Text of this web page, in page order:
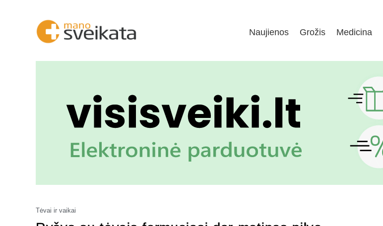
Naujienos Grožis Medicina
Tėvai ir vaikai